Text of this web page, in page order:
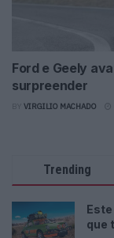
Ford e Geely
surpreender
VIRGILIO MACHADO
Trending
Este
que